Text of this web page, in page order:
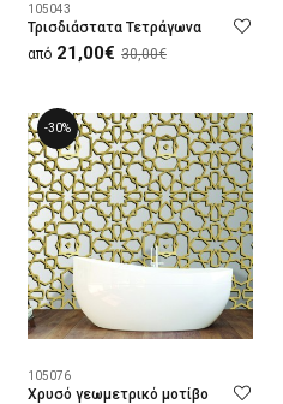
105043
Τρισδιάστατα Τετράγωνα
από 21,00€ 30,00€
-30%
105076
Χρυσό γεωμετρικό μοτίβο